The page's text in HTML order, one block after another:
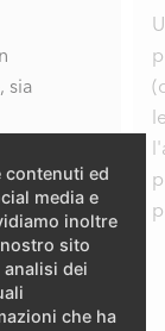
contenuti ed
media e
inoltre
sito
dei
che ha
sia